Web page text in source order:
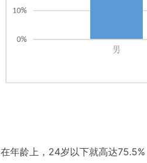
在年龄上，24岁以下就高达